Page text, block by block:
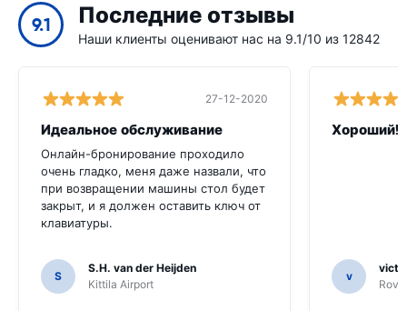
9.1 Последние отзывы
Наши клиенты оценивают нас на 9.1/10 из 12842
27-12-2020
Идеальное обслуживание
Онлайн-бронирование проходило
очень гладко, меня даже назвали, что
при возвращении машины стол будет
закрыт, и я должен оставить ключ от
клавиатуры.
S
S.H. van der Heijden
Kittila Airport
Хороший!
v